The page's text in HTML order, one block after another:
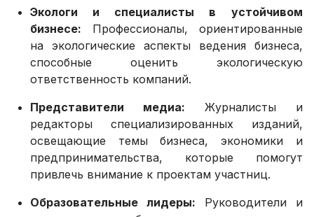
Экологи и специалисты в устойчивом
бизнесе: Профессионалы, ориентированные
на экологические аспекты ведения бизнеса,
способные оценить экологическую
ответственность компаний.
Представители медиа: Журналисты и
редакторы специализированных изданий,
освещающие темы бизнеса, экономики и
предпринимательства, которые помогут
привлечь внимание к проектам участниц.
Образовательные лидеры: Руководители и